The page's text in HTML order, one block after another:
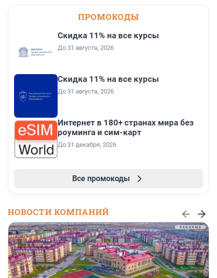
ПРОМОКОДЫ
Скидка 11% на все курсы
До 31 августа, 2026
Скидка 11% на все курсы
До 31 августа, 2026
Интернет в 180+ странах мира без
роуминга и сим-карт
До 31 декабря, 2026
Все промокоды
НОВОСТИ КОМПАНИЙ